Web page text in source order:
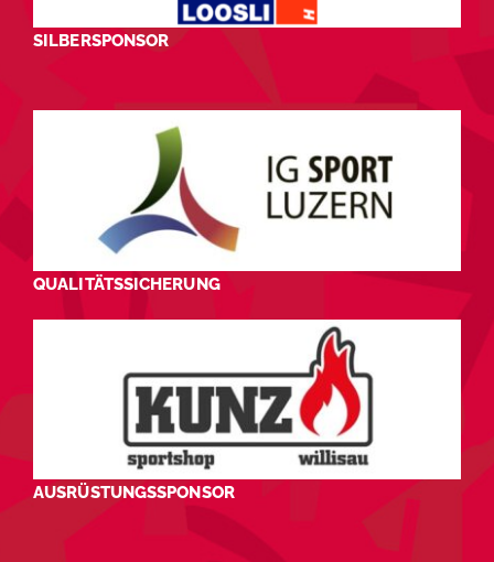
SILBERSPONSOR
QUALITÄTSSICHERUNG
AUSRÜSTUNGSSPONSOR